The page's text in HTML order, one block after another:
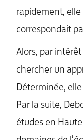
rapidement,
correspondait
Alors, par
chercher un
Déterminée,
Par la suite,
études en